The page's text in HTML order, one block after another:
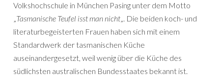
Volkshochschule in München Pasing unter dem Motto
„Tasmanische Teufel isst man nicht„. Die beiden koch- und
literaturbegeisterten Frauen haben sich mit einem
Standardwerk der tasmanischen Küche
auseinandergesetzt, weil wenig über die Küche des
südlichsten australischen Bundesstaates bekannt ist.